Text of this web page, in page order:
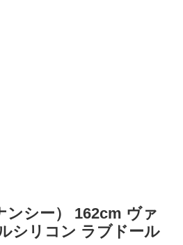
ンシー） 162cm ヴァ
シリコン ラブドール